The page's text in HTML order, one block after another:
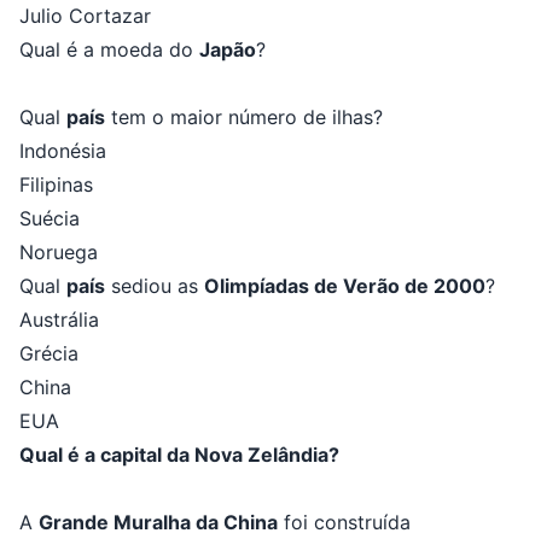
Julio Cortazar
Qual é a moeda do Japão?
Qual país tem o maior número de ilhas?
Indonésia
Filipinas
Suécia
Noruega
Qual país sediou as Olimpíadas de Verão de 2000?
Austrália
Grécia
China
EUA
Qual é a capital da Nova Zelândia?
A Grande Muralha da China foi construída